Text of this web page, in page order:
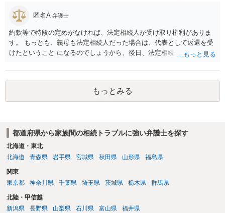
匿名A 弁護士
約款等で特段の定めがなければ、法定相続人が受け取り権利がありま
す。 もっとも、義母も法定相続人だった場合は、代表として返還を受
けたということ になるのでしょうから、後日、法定相続分に基づいて
もっとみる
都道府県から家族間の相続トラブルに強い弁護士を探す
北海道・東北
北海道
青森県 岩手県 宮城県 秋田県 山形県 福島県
関東
東京都
神奈川県 千葉県 埼玉県 茨城県 栃木県 群馬県
北陸・甲信越
新潟県
長野県 山梨県 石川県 富山県 福井県